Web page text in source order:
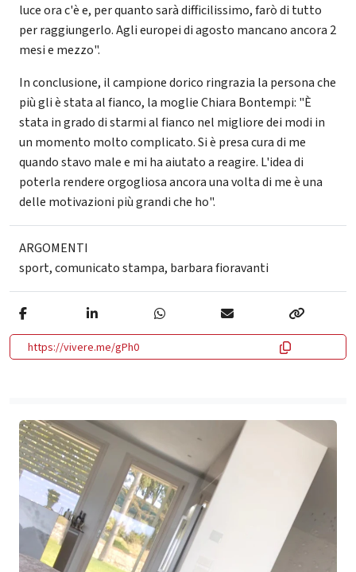
luce ora c'è e, per quanto sarà difficilissimo, farò di tutto
per raggiungerlo. Agli europei di agosto mancano ancora 2
mesi e mezzo".
In conclusione, il campione dorico ringrazia la persona che
più gli è stata al fianco, la moglie Chiara Bontempi: "È
stata in grado di starmi al fianco nel migliore dei modi in
un momento molto complicato. Si è presa cura di me
quando stavo male e mi ha aiutato a reagire. L'idea di
poterla rendere orgogliosa ancora una volta di me è una
delle motivazioni più grandi che ho".
ARGOMENTI
sport,comunicato stampa, barbara fioravanti
https://vivere.me/gPh0